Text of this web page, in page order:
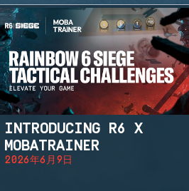
INTRODUCING R6 X
MOBATRAINER
2026年6月9日